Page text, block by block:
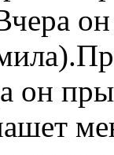
он
он